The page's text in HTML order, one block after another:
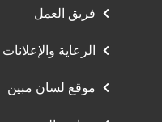
فريق العمل
الرعاية والإعلانات
موقع لسان مبين